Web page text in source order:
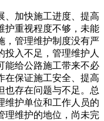
、加快施工进度、提高
护重视程度不够，未能
，管理维护制度没有严
投入不足，管理维护人
能给公路施工带来不必
在保证施工安全、提高
也存在问题与不足。总
维护单位和工作人员的
理维护的地位，尚未完